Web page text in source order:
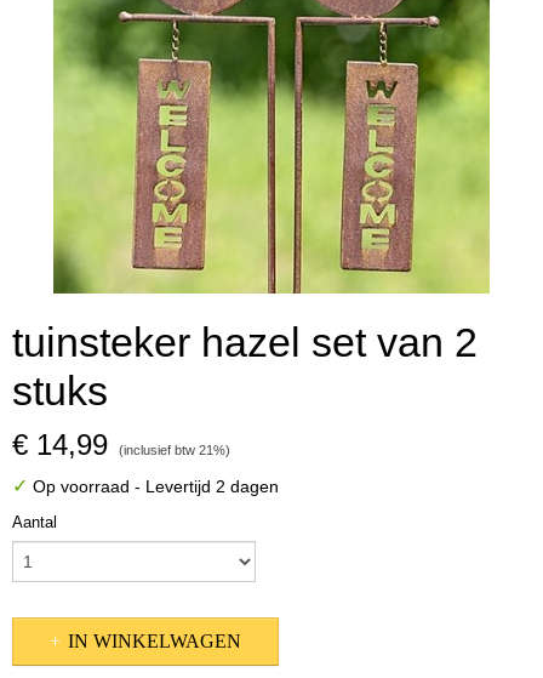
tuinsteker hazel set van 2
stuks
€ 14,99 (inclusief btw 21%)
✓ Op voorraad - Levertijd 2 dagen
Aantal
IN WINKELWAGEN